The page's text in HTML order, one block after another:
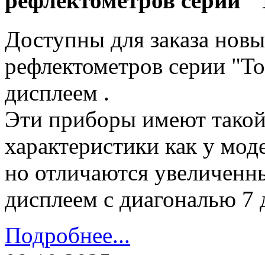
Доступны для заказа
рефлектометров серии
дисплеем .
Эти приборы имеют
характеристики как у
но отличаются
дисплеем с диагональю
Подробнее...